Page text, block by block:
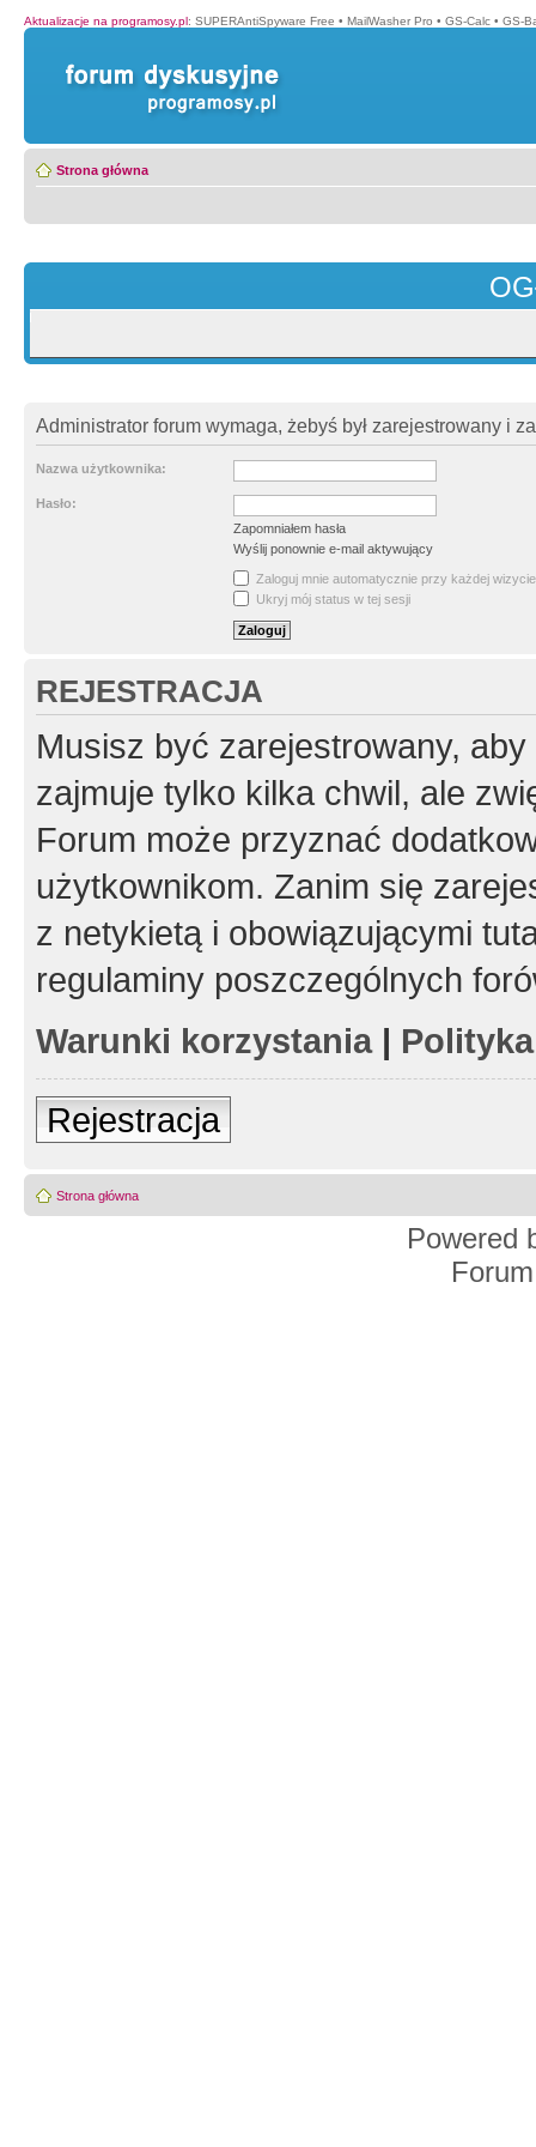
Aktualizacje na programosy.pl: SUPERAntiSpyware Free • MailWasher Pro • GS-Calc • GS-
Strona główna
Administrator forum wymaga, żebyś był zarejestrowany i
Nazwa użytkownika:
Hasło:
Zapomniałem hasła
Wyślij ponownie e-mail aktywujący
Zaloguj mnie automatycznie przy każdej wizycie
Ukryj mój status w tej sesji
REJESTRACJA
Musisz być zarejestrowany,
zajmuje tylko kilka chwil, ale
Forum może przyznać
użytkownikom. Zanim się
z netykietą i obowiązującymi
regulaminy poszczególnych
Warunki korzystania|
Rejestracja
Strona główna
Powered